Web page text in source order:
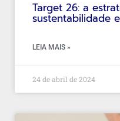
Target 26: a
sustentabilidade
LEIA MAIS »
24 de abril de 2024